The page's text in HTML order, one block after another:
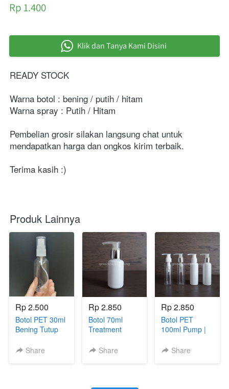
Rp 1.400
` Klik dan Tanya Kami Disini
READY STOCK
Warna botol : bening / putih / hitam
Warna spray : Putih / Hitam
Pembelian grosir silakan langsung chat untuk
mendapatkan harga dan ongkos kirim terbaik.
Terima kasih :)
Produk Lainnya
Rp 2.500
Botol PET 30ml
Bening Tutup
Treatment /
Share
Rp 2.850
Botol 70ml
Treatment
Pump Neck 70
Share
Rp 2.850
Botol PET
100ml Pump |
PET untuk
Share